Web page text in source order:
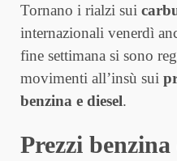
Tornano i rialzi sui
internazionali venerdì
fine settimana si sono
movimenti all’insù sui
benzina e diesel.
Prezzi